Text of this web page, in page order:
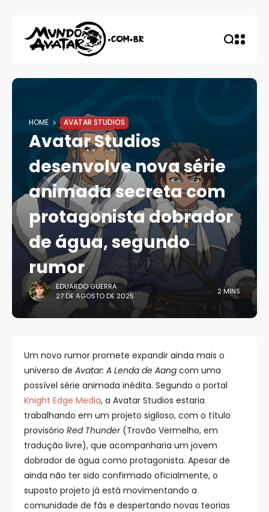
HOME AVATAR STUDIOS
Avatar Studios
desenvolve nova série
animada secreta com
protagonista dobrador
de água, segundo
rumor
EDUARDO GUERRA
27 DE AGOSTO DE 2025
2 MINS
Um novo rumor promete expandir ainda mais o
universo de Avatar: A Lenda de Aang com uma
possível série animada inédita. Segundo o portal
Knight Edge Media, a Avatar Studios estaria
trabalhando em um projeto sigiloso, com o título
provisório Red Thunder(Trovão Vermelho, em
tradução livre), que acompanharia um jovem
dobrador de água como protagonista. Apesar de
ainda não ter sido confirmado oficialmente, o
suposto projeto já está movimentando a
comunidade de fãs e despertando novas teorias